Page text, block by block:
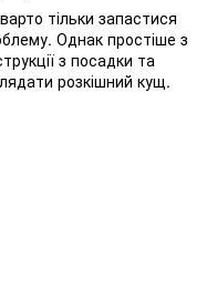
тільки запастися
Однак простіше з
з посадки та
розкішний кущ.